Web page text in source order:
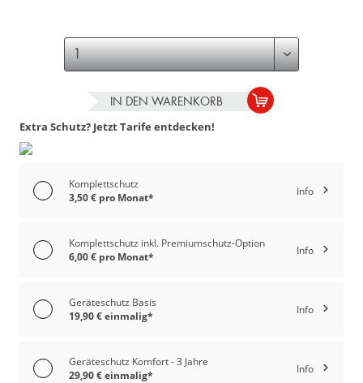
IN DEN WARENKORB
Extra Schutz? Jetzt Tarife entdecken!
Komplettschutz
3,50 € pro Monat*
Info
Komplettschutz inkl. Premiumschutz-Option
6,00 € pro Monat*
Info
Geräteschutz Basis
19,90 € einmalig*
Info
Geräteschutz Komfort - 3 Jahre
29,90 € einmalig*
Info